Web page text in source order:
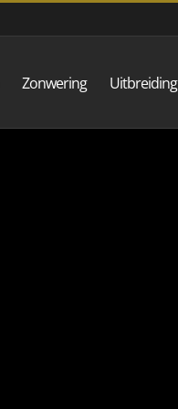
Zonwering Uitbreiding